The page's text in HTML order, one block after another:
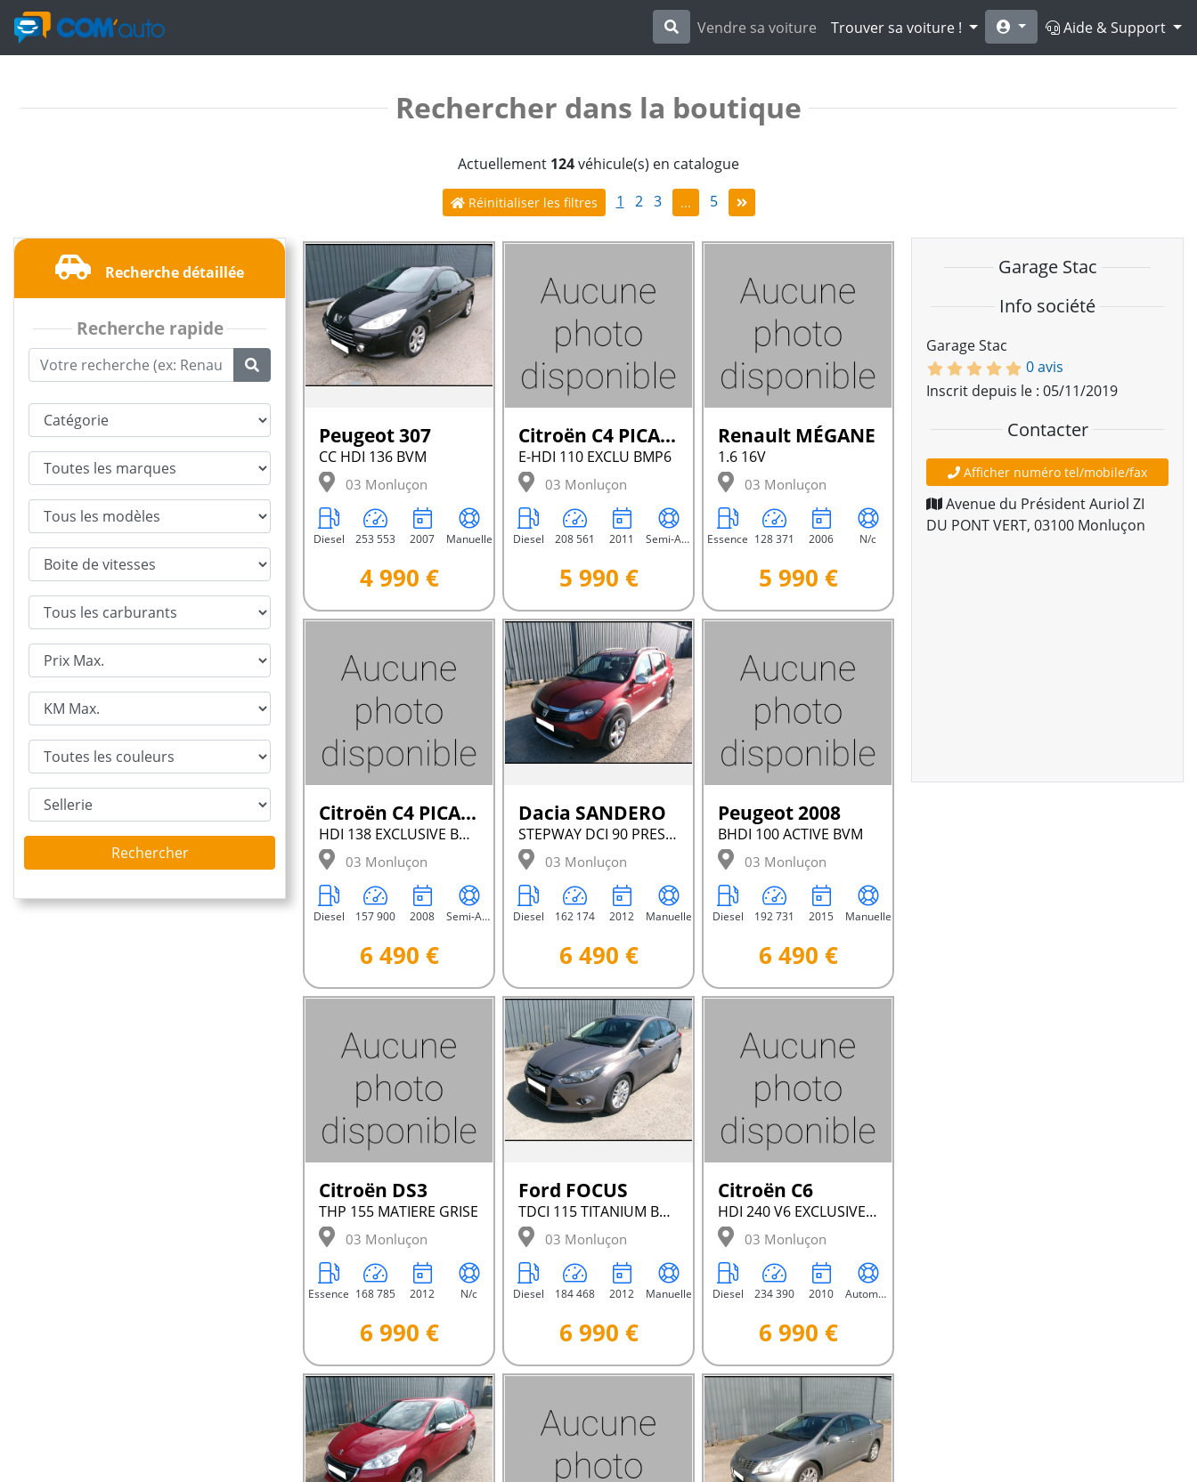
Vendre sa voiture Trouver sa voiture ! Aide & Support
Rechercher dans la boutique
Actuellement 124véhicule(s) en catalogue
Réinitialiser les filtres 1 2 3 ... 5
Recherche détaillée
Recherche rapide
Rechercher
Peugeot 307
CC HDI 136 BVM
03 Monluçon
Diesel 253 553 2007 Manuelle
4 990 €
Citroën C4 PICASSO
E-HDI 110 EXCLU BMP6
03 Monluçon
Diesel 208 561 2011 Semi-Automatique
5 990 €
Renault MÉGANE
1.6 16V
03 Monluçon
Essence 128 371 2006 N/c
5 990 €
Citroën C4 PICASSO
HDI 138 EXCLUSIVE BMP6
03 Monluçon
Diesel 157 900 2008 Semi-Automatique
6 490 €
Dacia SANDERO
STEPWAY DCI 90 PRESTIGE BVM
03 Monluçon
Diesel 162 174 2012 Manuelle
6 490 €
Peugeot 2008
BHDI 100 ACTIVE BVM
03 Monluçon
Diesel 192 731 2015 Manuelle
6 490 €
Citroën DS3
THP 155 MATIERE GRISE
03 Monluçon
Essence 168 785 2012 N/c
6 990 €
Ford FOCUS
TDCI 115 TITANIUM BVM
03 Monluçon
Diesel 184 468 2012 Manuelle
6 990 €
Citroën C6
HDI 240 V6 EXCLUSIVE BVA
03 Monluçon
Diesel 234 390 2010 Automatique
6 990 €
Garage Stac
Info société
Garage Stac
0 avis
Inscrit depuis le : 05/11/2019
Contacter
Afficher numéro tel/mobile/fax
Avenue du Président Auriol ZI
DU PONT VERT, 03100 Monluçon